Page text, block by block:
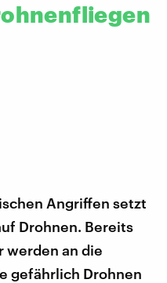
Angriffen setzt
Drohnen. Bereits
werden an die
gefährlich Drohnen